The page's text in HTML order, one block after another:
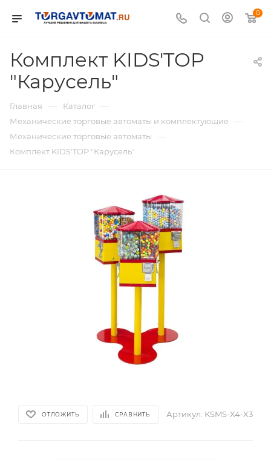
0
Комплект KIDS'TOP
"Карусель"
Главная — Каталог —
Механические торговые автоматы и комплектующие —
Механические торговые автоматы —
Комплект KIDS'TOP "Карусель"
ОТЛОЖИТЬ СРАВНИТЬ Артикул: KSMS-X4-X3